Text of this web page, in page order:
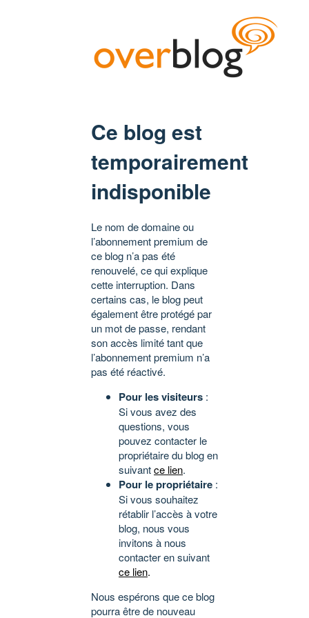
Ce blog est
temporairement
indisponible
Le nom de domaine ou
l’abonnement premium de
ce blog n’a pas été
renouvelé, ce qui explique
cette interruption. Dans
certains cas, le blog peut
également être protégé par
un mot de passe, rendant
son accès limité tant que
l’abonnement premium n’a
pas été réactivé.
Pour les visiteurs :
Si vous avez des
questions, vous
pouvez contacter le
propriétaire du blog en
suivantce lien.
Pour le propriétaire :
Si vous souhaitez
rétablir l’accès à votre
blog, nous vous
invitons à nous
contacter en suivant
ce lien.
Nous espérons que ce blog
pourra être de nouveau